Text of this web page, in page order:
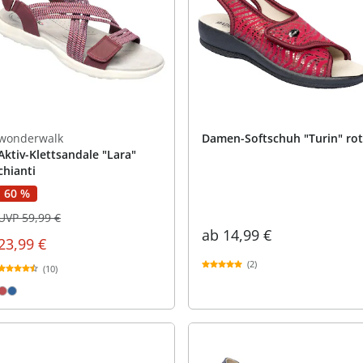
auf einer
jetzt
Uringeruch
Jetzt
die
Jetzt
Jetzt
Jetzt
Jetzt
praktische
Haushalt
Jetzt
Klettsandale "Lara"
60 %
€
59,99 €
(10)
Damen-Softschuh "Turin" rot
ab 14,99 €
(2)